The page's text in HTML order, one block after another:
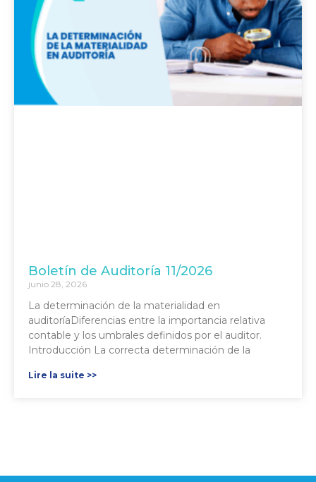
Boletín de Auditoría 11/2026
junio 28, 2026
La determinación de la materialidad en
auditoríaDiferencias entre la importancia relativa
contable y los umbrales definidos por el auditor.
Introducción La correcta determinación de la
Lire la suite >>